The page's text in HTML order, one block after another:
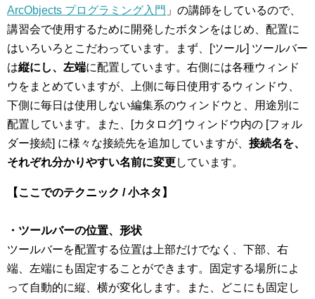
ArcObjects プログラミング入門 」の講師をしているので、
講習会で使用するために開発したボタンをはじめ、配置に
はいろいろとこだわっています。まず、[ツール] ツールバー
は縦にし、左端に配置しています。右側には各種ウィンド
ウをまとめていますが、上側に毎日使用するウィンドウ、
下側に毎日は使用しない編集系のウィンドウと、用途別に
配置しています。また、[カタログ] ウィンドウ内の [フォル
ダー接続] に様々な接続先を追加していますが、 接続名を、
それぞれ分かりやすい名前に変更しています。
【ここでのテクニック / 小ネタ】
・ツールバーの位置、形状
ツールバーを配置する位置は上部だけでなく、下部、右
端、左端にも固定することができます。固定する場所によ
って自動的に縦、横が変化します。また、どこにも固定し